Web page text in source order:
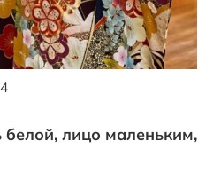
лицо маленьким,